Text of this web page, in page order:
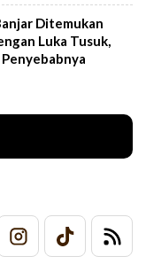
Ditemukan
Luka Tusuk,